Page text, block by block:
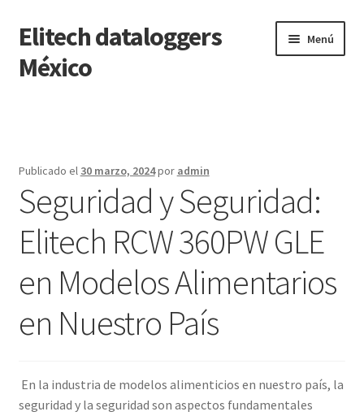
Saltar
a
navegación
Ir
al
contenido
Elitech dataloggers
México
Menú
Finalizar compra
Mi cuenta
Página de ejemplo
Tienda
Publicado el 30 marzo, 2024por admin
Seguridad y Seguridad:
Elitech RCW 360PW GLE
en Modelos Alimentarios
en Nuestro País
En la industria de modelos alimenticios en nuestro país, la
seguridad y la seguridad son aspectos fundamentales